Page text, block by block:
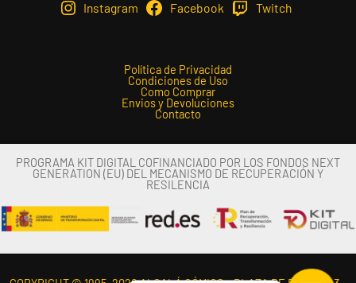
Instagram Facebook Twitch
Política de Privacidad
Condiciones de Uso
Como Comprar
Envios y Devoluciones
Contacto
PROGRAMA KIT DIGITAL COFINANCIADO POR LOS FONDOS NEXT
GENERATION (EU) DEL MECANISMO DE RECUPERACIÓN Y
RESILENCIA